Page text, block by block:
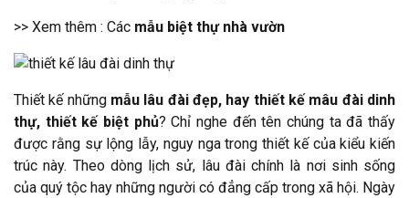
>> Xem thêm : Các mẫu biệt thự nhà vườn
Thiết kế những mẫu lâu đài đẹp, hay thiết kế mâu đài dinh
thự, thiết kế biệt phủ? Chỉ nghe đến tên chúng ta đã thấy
được rằng sự lộng lẫy, nguy nga trong thiết kế của kiểu kiến
trúc này. Theo dòng lịch sử, lâu đài chính là nơi sinh sống
của quý tộc hay những người có đẳng cấp trong xã hội. Ngày